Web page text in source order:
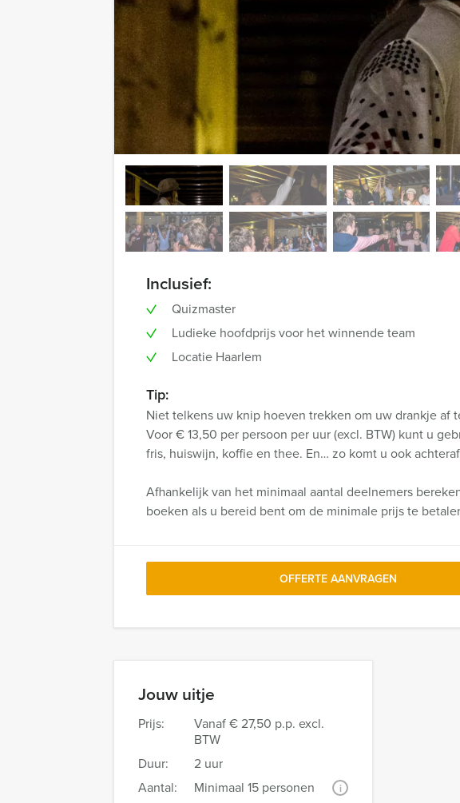
Jouw uitje
Prijs: Vanaf€ 27,50 p.p. excl.
BTW
Duur:
2 uur
Aantal:
Minimaal 15 personen i
Inclusief:
Quizmaster
Ludieke hoofdprijs voor het winnende team
Locatie Haarlem
Tip:
Niet telkens uw knip hoeven trekken om uw drankje af
Voor € 13,50 per persoon per uur (excl. BTW) kunt u
fris, huiswijn, koffie en thee. En… zo komt u ook
Afhankelijk van het minimaal aantal deelnemers
boeken als u bereid bent om de minimale prijs te
OFFERTE AANVRAGEN